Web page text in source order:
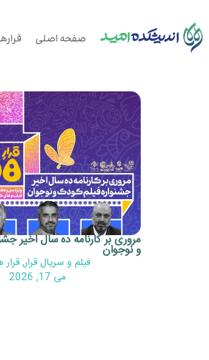
صفحه اصلی
مروری بر کارنامه ده سال اخیر
و نوجوان
فیلم و سریال قرار,
می 17, 2026